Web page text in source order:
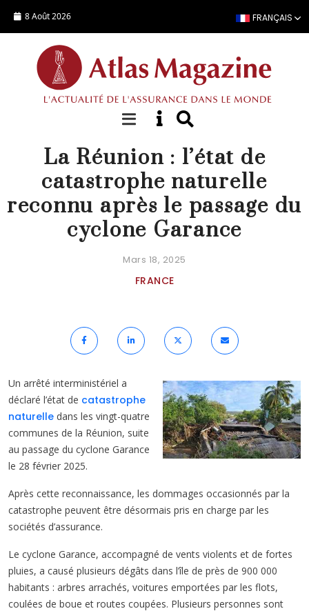
8 Août 2026 FRANÇAIS
ACTUALITÉ
La Réunion : l’état de
catastrophe naturelle
reconnu après le passage du
cyclone Garance
Mars 18, 2025
FRANCE
Un arrêté interministériel a
déclaré l’état de catastrophe
naturelle dans les vingt-quatre
communes de la Réunion, suite
au passage du cyclone Garance
le 28 février 2025.
Après cette reconnaissance, les dommages occasionnés par la
catastrophe peuvent être désormais pris en charge par les
sociétés d’assurance.
Le cyclone Garance, accompagné de vents violents et de fortes
pluies, a causé plusieurs dégâts dans l’île de près de 900 000
habitants : arbres arrachés, voitures emportées par les flots,
coulées de boue et routes coupées. Plusieurs personnes sont